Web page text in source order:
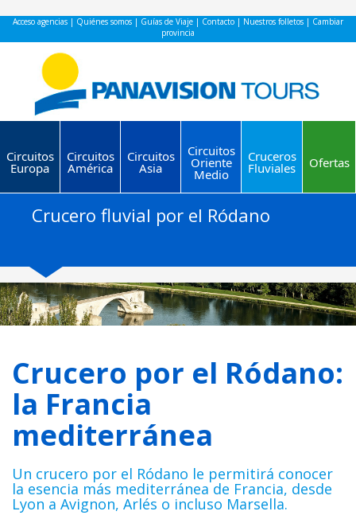
Acceso agencias | Quiénes somos | Guías de Viaje | Contacto | Nuestros folletos | Cambiar
provincia
Circuitos
Europa
Circuitos
América
Circuitos
Asia
Circuitos
Oriente
Medio
Cruceros
Fluviales Ofertas
Crucero fluvial por el Ródano
Crucero por el Ródano:
la Francia
mediterránea
Un crucero por el Ródano le permitirá conocer
la esencia más mediterránea de Francia, desde
Lyon a Avignon, Arlés o incluso Marsella.